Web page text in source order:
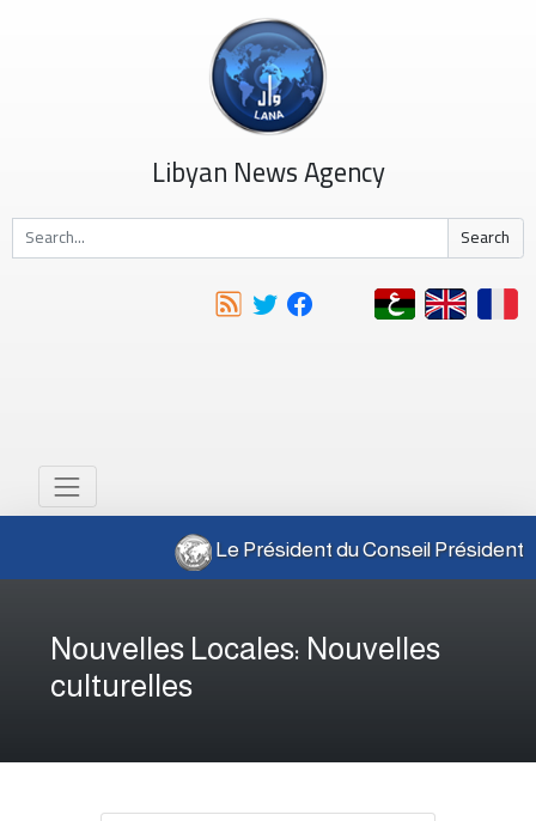
Libyan News Agency
Search
Le Président du Conseil
Nouvelles Locales: Nouvelles
culturelles